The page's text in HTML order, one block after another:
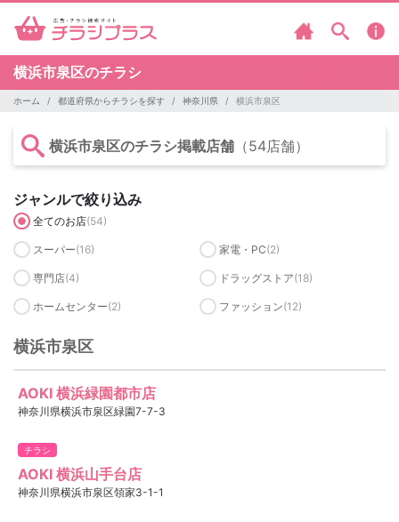
横浜市泉区のチラシ
ホーム 都道府県からチラシを探す 神奈川県 横浜市泉区
横浜市泉区のチラシ掲載店舗 （54店舗）
ジャンルで絞り込み
全てのお店(54)
スーパー(16) 家電・PC(2)
専門店(4) ドラッグストア(18)
ホームセンター(2) ファッション(12)
横浜市泉区
AOKI 横浜緑園都市店
神奈川県横浜市泉区緑園7-7-3
チラシ
AOKI 横浜山手台店
神奈川県横浜市泉区領家3-1-1